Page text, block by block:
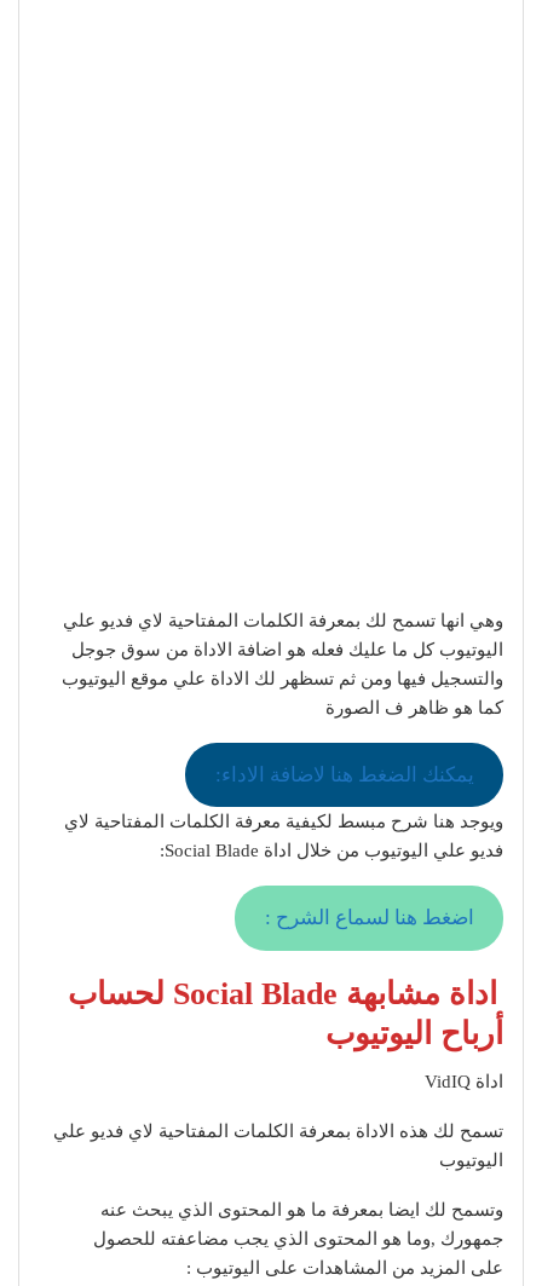
وهي انها تسمح لك بمعرفة الكلمات المفتاحية لاي فديو علي
اليوتيوب كل ما عليك فعله هو اضافة الاداة من سوق جوجل
والتسجيل فيها ومن ثم تسظهر لك الاداة علي موقع اليوتيوب
كما هو ظاهر ف الصورة
يمكنك الضغط هنا لاضافة الاداء:
ويوجد هنا شرح مبسط لكيفية معرفة الكلمات المفتاحية لاي
فديو علي اليوتيوب من خلال اداة Social Blade:
اضغط هنا لسماع الشرح :
اداة مشابهة Social Blade لحساب
أرباح اليوتيوب
اداة VidIQ
تسمح لك هذه الاداة بمعرفة الكلمات المفتاحية لاي فديو علي
اليوتيوب
وتسمح لك ايضا بمعرفة ما هو المحتوى الذي يبحث عنه
جمهورك ,وما هو المحتوى الذي يجب مضاعفته للحصول
على المزيد من المشاهدات على اليوتيوب :